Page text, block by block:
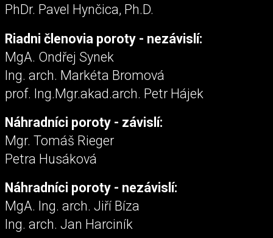
PhDr. Pavel Hynčica, Ph.D.
Riadni členovia poroty - nezávislí:
MgA. Ondřej Synek
Ing. arch. Markéta Bromová
prof. Ing.Mgr.akad.arch. Petr Hájek
Náhradníci poroty - závislí:
Mgr. Tomáš Rieger
Petra Husáková
Náhradníci poroty - nezávislí:
MgA. Ing. arch. Jiří Bíza
Ing. arch. Jan Harciník